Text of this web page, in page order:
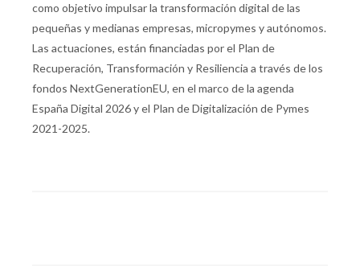
como objetivo impulsar la transformación digital de las
pequeñas y medianas empresas, micropymes y autónomos.
Las actuaciones, están financiadas por el Plan de
Recuperación, Transformación y Resiliencia a través de los
fondos NextGenerationEU, en el marco de la agenda
España Digital 2026 y el Plan de Digitalización de Pymes
2021-2025.